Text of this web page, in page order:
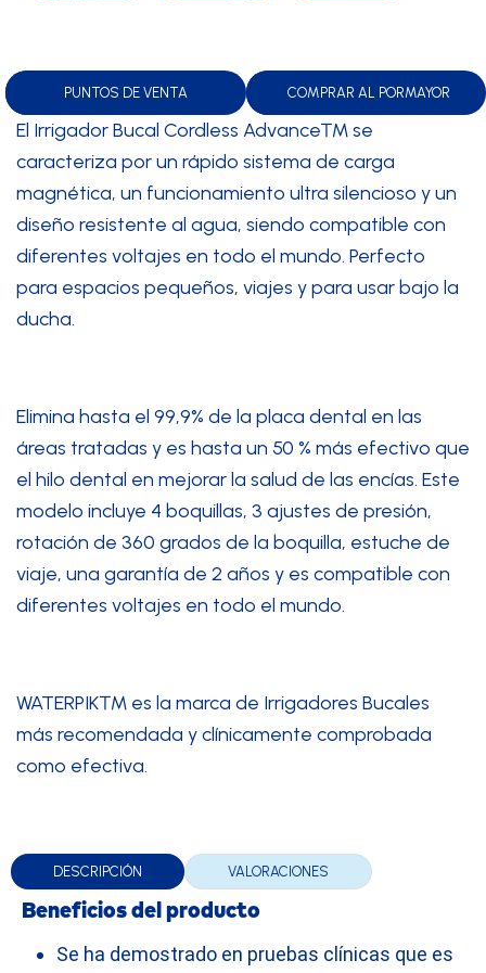
PUNTOS DE VENTA COMPRAR AL PORMAYOR
El Irrigador Bucal Cordless Advance™ se
caracteriza por un rápido sistema de carga
magnética, un funcionamiento ultra silencioso y un
diseño resistente al agua, siendo compatible con
diferentes voltajes en todo el mundo. Perfecto
para espacios pequeños, viajes y para usar bajo la
ducha.
Elimina hasta el 99,9% de la placa dental en las
áreas tratadas y es hasta un 50 % más efectivo que
el hilo dental en mejorar la salud de las encías. Este
modelo incluye 4 boquillas, 3 ajustes de presión,
rotación de 360 grados de la boquilla, estuche de
viaje, una garantía de 2 años y es compatible con
diferentes voltajes en todo el mundo.
WATERPIK™ es la marca de Irrigadores Bucales
más recomendada y clínicamente comprobada
como efectiva.
DESCRIPCIÓN VALORACIONES
Beneficios del producto
Se ha demostrado en pruebas clínicas que es